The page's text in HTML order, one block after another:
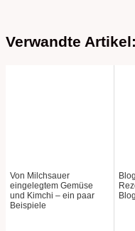
Verwandte
Von Milchsauer
eingelegtem Gemüse
und Kimchi – ein paar
Beispiele